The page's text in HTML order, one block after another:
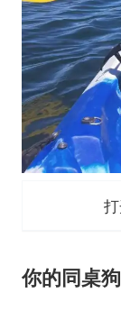
你的同桌